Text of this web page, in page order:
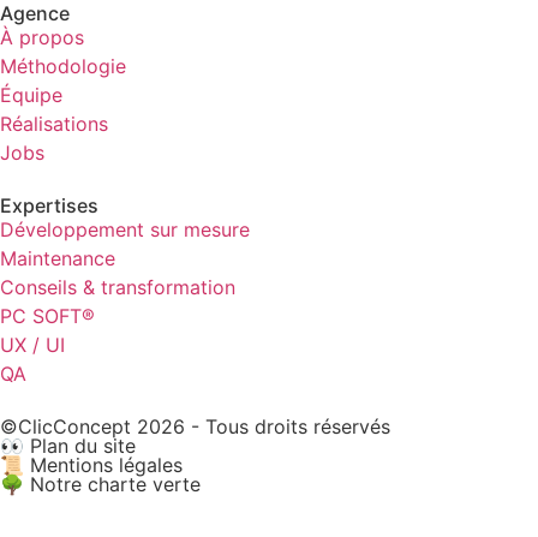
Agence
À propos
Méthodologie
Équipe
Réalisations
Jobs
Expertises
Développement sur mesure
Maintenance
Conseils & transformation
PC SOFT®
UX / UI
QA
©ClicConcept 2026 - Tous droits réservés
👀 Plan du site
📜 Mentions légales
🌳 Notre charte verte